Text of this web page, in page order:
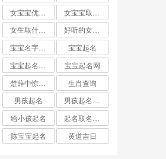
宝宝起名
宝宝起名网
生肖查询
男孩起名
给小孩起名
陈宝宝起名 黄道吉日